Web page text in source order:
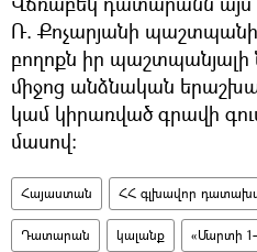
Ռ. Քոչարյանի պաշտպանի
բողոքն իր
միջոց անձնական
կամ կիրառված գրավի
մասով:
Հայաստան ՀՀ գլխավոր
Դատարան կալանք «Մարտի